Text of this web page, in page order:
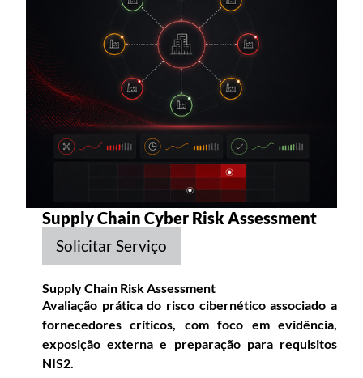
Supply Chain Cyber Risk Assessment
Solicitar Serviço
Supply Chain Risk Assessment
Avaliação prática do risco cibernético associado a
fornecedores críticos, com foco em evidência,
exposição externa e preparação para requisitos
NIS2.